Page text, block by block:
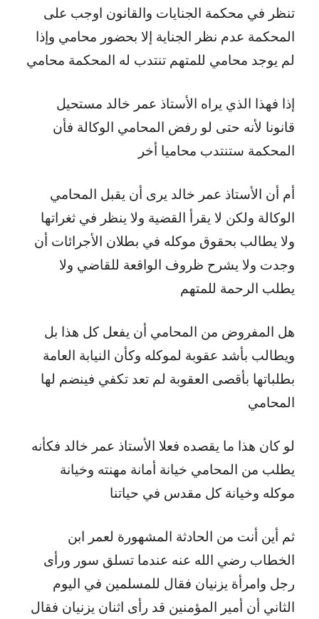
تنظر في محكمة الجنايات والقانون اوجب على
المحكمة عدم نظر الجناية إلا بحضور محامي وإذا
لم يوجد محامي للمتهم تنتدب له المحكمة محامي
إذا فهذا الذي يراه الأستاذ عمر خالد مستحيل
قانونا لأنه حتى لو رفض المحامي الوكالة فأن
المحكمة ستنتدب محاميا أخر
أم أن الأستاذ عمر خالد يرى أن يقبل المحامي
الوكالة ولكن لا يقرأ القضية ولا ينظر في ثغراتها
ولا يطالب بحقوق موكله في بطلان الأجرائات أن
وجدت ولا يشرح ظروف الواقعة للقاضي ولا
يطلب الرحمة للمتهم
هل المفروض من المحامي أن يفعل كل هذا بل
ويطالب بأشد عقوبة لموكله وكأن النيابة العامة
بطلباتها بأقصى العقوبة لم تعد تكفي فينضم لها
المحامي
لو كان هذا ما يقصده فعلا الأستاذ عمر خالد فكأنه
يطلب من المحامي خيانة أمانة مهنته وخيانة
موكله وخيانة كل مقدس في حياتنا
ثم أين أنت من الحادثة المشهورة لعمر ابن
الخطاب رضي الله عنه عندما تسلق سور ورأى
رجل وامرأة يزنيان فقال للمسلمين في اليوم
الثاني أن أمير المؤمنين قد رأى اثنان يزنيان فقال